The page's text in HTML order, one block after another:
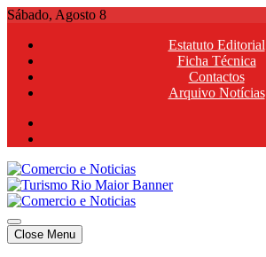
Skip
content
Sábado, Agosto 8
Estatuto Editorial
Ficha Técnica
Contactos
Arquivo Notícias
Comercio e Noticias
Notícias e Publicidade Online
Comercio e Noticias
Notícias e Publicidade Online
Close Menu